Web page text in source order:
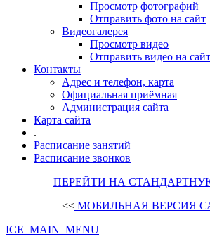
Просмотр фотографий
Отправить фото на сайт
Видеогалерея
Просмотр видео
Отправить видео на сайт
Контакты
Адрес и телефон, карта
Официальная приёмная
Администрация сайта
Карта сайта
.
Расписание занятий
Расписание звонков
ПЕРЕЙТИ НА
<<МОБИЛЬНАЯ ВЕРСИЯ
ICE_MAIN_MENU